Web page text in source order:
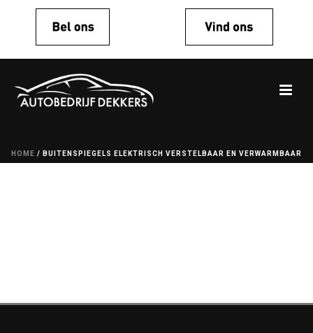
HOME / BUITENSPIEGELS ELEKTRISCH VERSTELBAAR EN VERWARMBAAR